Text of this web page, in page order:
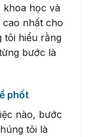
khoa học và
cao nhất cho
tôi hiểu rằng
bước là
phốt
nào, bước
tôi là